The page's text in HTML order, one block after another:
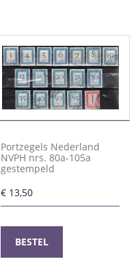
Portzegels Nederland
NVPH nrs. 80a-105a
gestempeld
€ 13,50
BESTEL